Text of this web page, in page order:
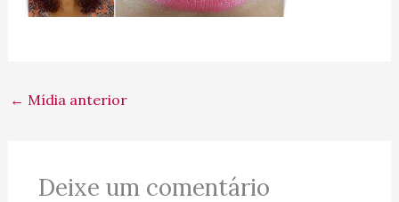
← Mídia anterior
Deixe um comentário